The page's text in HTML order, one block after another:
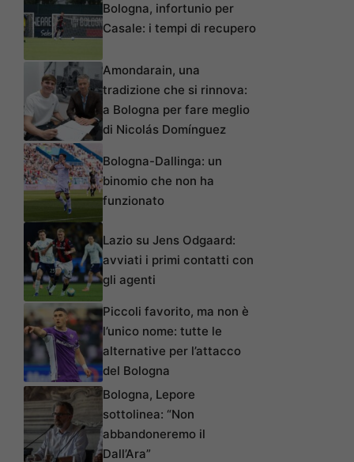
Bologna, infortunio per
Casale: i tempi di recupero
Amondarain, una
tradizione che si rinnova:
a Bologna per fare meglio
di Nicolás Domínguez
Bologna-Dallinga: un
binomio che non ha
funzionato
Lazio su Jens Odgaard:
avviati i primi contatti con
gli agenti
Piccoli favorito, ma non è
l’unico nome: tutte le
alternative per l’attacco
del Bologna
Bologna, Lepore
sottolinea: “Non
abbandoneremo il
Dall’Ara”